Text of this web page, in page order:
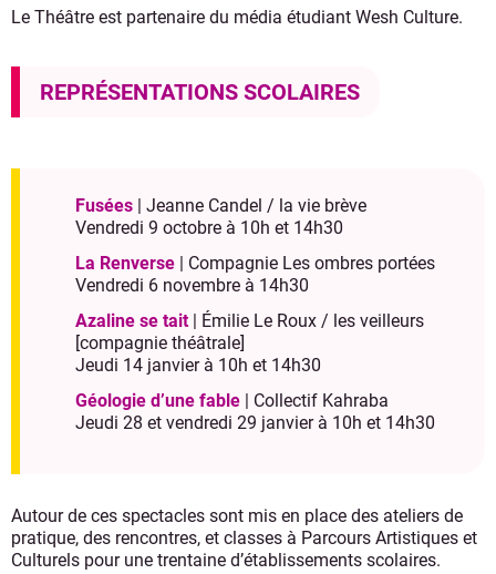
Le Théâtre est partenaire du média étudiant Wesh Culture.
REPRÉSENTATIONS SCOLAIRES
Fusées
| Jeanne Candel / la vie brève
Vendredi 9 octobre à 10h et 14h30
La Renverse | Compagnie Les ombres portées
Vendredi 6 novembre à 14h30
Azaline se tait| Émilie Le Roux / les veilleurs
[compagnie théâtrale]
Jeudi 14 janvier à 10h et 14h30
Géologie d’une fable | Collectif Kahraba
Jeudi 28 et vendredi 29 janvier à 10h et 14h30
Autour de ces spectacles sont mis en place des ateliers de
pratique, des rencontres, et classes à Parcours Artistiques et
Culturels pour une trentaine d’établissements scolaires.